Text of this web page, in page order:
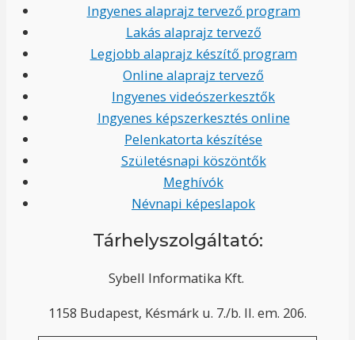
Ingyenes alaprajz tervező program
Lakás alaprajz tervező
Legjobb alaprajz készítő program
Online alaprajz tervező
Ingyenes videószerkesztők
Ingyenes képszerkesztés online
Pelenkatorta készítése
Születésnapi köszöntők
Meghívók
Névnapi képeslapok
Tárhelyszolgáltató:
Sybell Informatika Kft.
1158 Budapest, Késmárk u. 7./b. II. em. 206.